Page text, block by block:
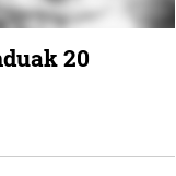
20